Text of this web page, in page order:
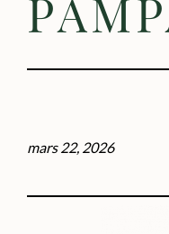
mars 22, 2026